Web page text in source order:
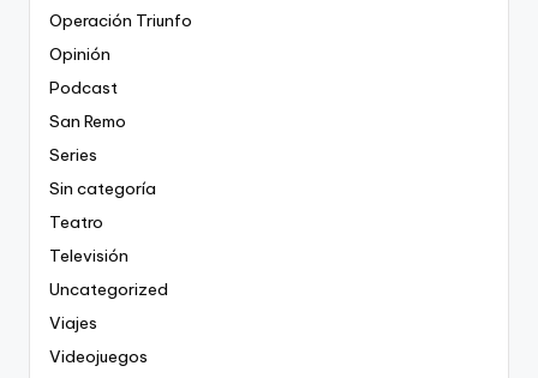
Operación Triunfo
Opinión
Podcast
San Remo
Series
Sin categoría
Teatro
Televisión
Uncategorized
Viajes
Videojuegos